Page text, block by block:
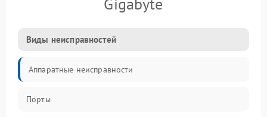
Виды неисправностей
Аппаратные неисправности
Порты